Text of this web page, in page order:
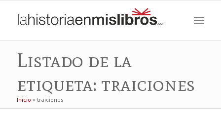
Listado de la
etiqueta: traiciones
Inicio » traiciones